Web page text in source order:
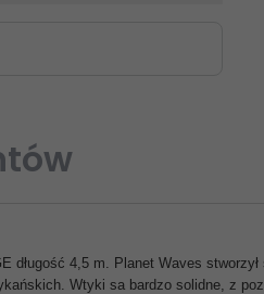
4,5 m. Planet Waves
Wtyki sa bardzo solidne, z